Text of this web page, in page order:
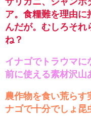
ア。食糧難を理由
んだが。むしろそ
ね？
イナゴでトラウマに
前に使える素材沢山
農作物を食い荒らす
ナゴで十分でしょ昆